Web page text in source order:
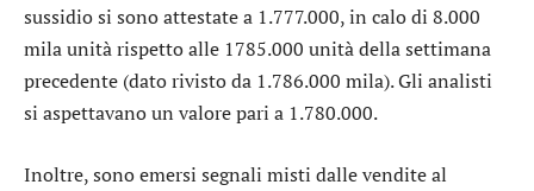
sussidio si sono attestate a 1.777.000, in calo di 8.000
mila unità rispetto alle 1785.000 unità della settimana
precedente (dato rivisto da 1.786.000 mila). Gli analisti
si aspettavano un valore pari a 1.780.000.
Inoltre, sono emersi segnali misti dalle vendite al